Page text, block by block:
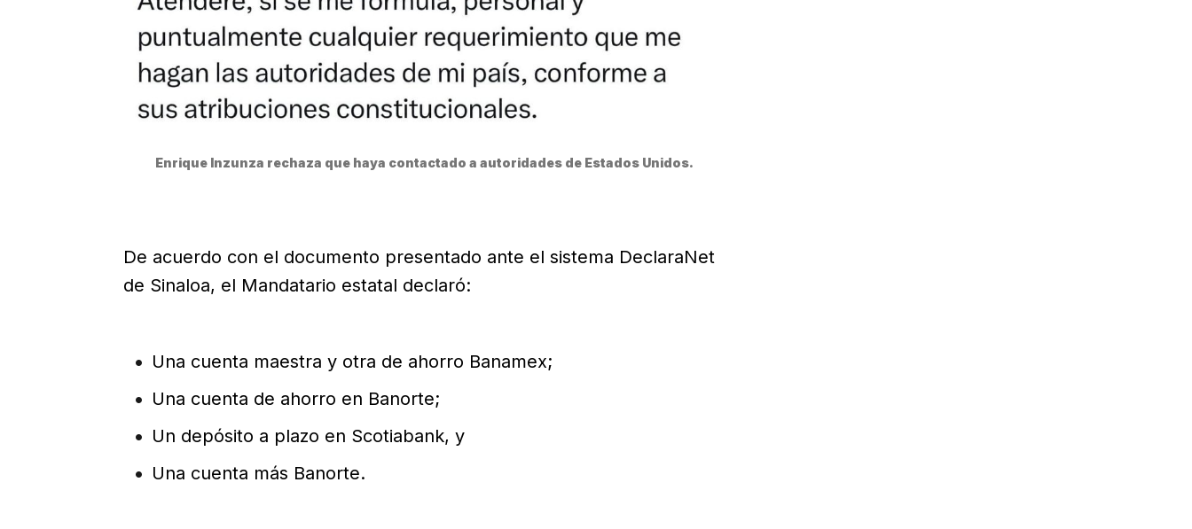
Enrique Inzunza rechaza que haya contactado a autoridades de Estados Unidos.
De acuerdo con el documento presentado ante el sistema DeclaraNet
de Sinaloa, el Mandatario estatal declaró:
Una cuenta maestra y otra de ahorro Banamex;
Una cuenta de ahorro en Banorte;
Un depósito a plazo en Scotiabank, y
Una cuenta más Banorte.